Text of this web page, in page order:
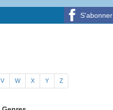
S'abonner
V W X Y Z